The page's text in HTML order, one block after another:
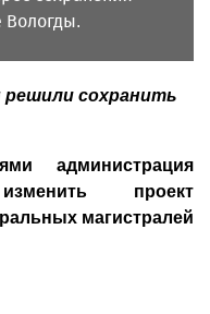
Вологды.
сохранить
администрация
проект
магистралей